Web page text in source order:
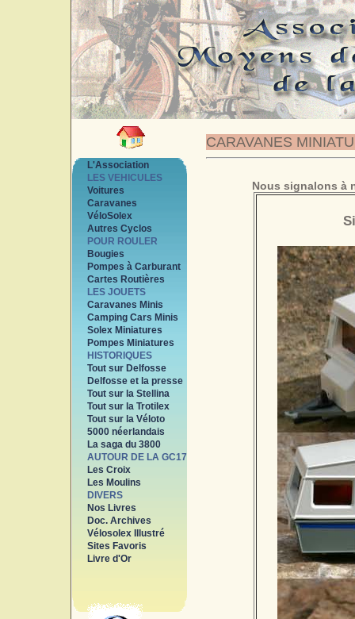
CARAVANES
L'Association
LES VEHICULES
Voitures
Caravanes
VéloSolex
Autres Cyclos
POUR ROULER
Bougies
Pompes à Carburant
Cartes Routières
LES JOUETS
Caravanes Minis
Camping Cars Minis
Solex Miniatures
Pompes Miniatures
HISTORIQUES
Tout sur Delfosse
Delfosse et la presse
Tout sur la Stellina
Tout sur la Trotilex
Tout sur la Véloto
5000 néerlandais
La saga du 3800
AUTOUR DE LA GC17
Les Croix
Les Moulins
DIVERS
Nos Livres
Doc. Archives
Vélosolex Illustré
Sites Favoris
Livre d'Or
Nous signalons à